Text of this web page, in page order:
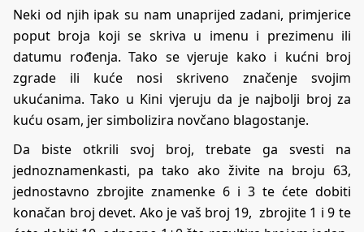
Neki od njih ipak su nam unaprijed zadani, primjerice
poput broja koji se skriva u imenu i prezimenu ili
datumu rođenja. Tako se vjeruje kako i kućni broj
zgrade ili kuće nosi skriveno značenje svojim
ukućanima. Tako u Kini vjeruju da je najbolji broj za
kuću osam, jer simbolizira novčano blagostanje.
Da biste otkrili svoj broj, trebate ga svesti na
jednoznamenkasti, pa tako ako živite na broju 63,
jednostavno zbrojite znamenke 6 i 3 te ćete dobiti
konačan broj devet. Ako je vaš broj 19, zbrojite 1 i 9 te